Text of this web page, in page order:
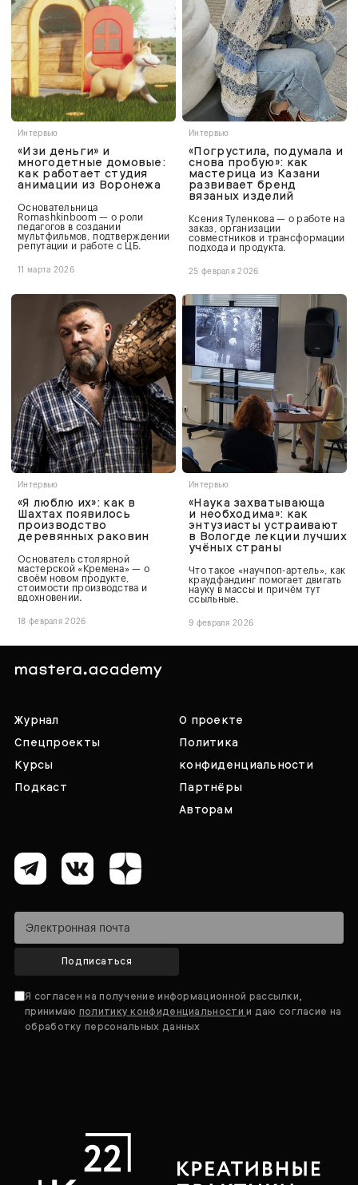
Интервью
«Изи деньги» и
многодетные домовые:
как работает студия
анимации из Воронежа
Основательница
Romashkinboom — о роли
педагогов в создании
мультфильмов, подтверждении
репутации и работе с ЦБ.
11 марта 2026
Интервью
«Погрустила, подумала и
снова пробую»: как
мастерица из Казани
развивает бренд
вязаных изделий
Ксения Туленкова — о работе на
заказ, организации
совместников и трансформации
подхода и продукта.
25 февраля 2026
Интервью
«Я люблю их»: как в
Шахтах появилось
производство
деревянных раковин
Основатель столярной
мастерской «Кремена» — о
своём новом продукте,
стоимости производства и
вдохновении.
18 февраля 2026
Интервью
«Наука захватывающа
и необходима»: как
энтузиасты устраивают
в Вологде лекции лучших
учёных страны
Что такое «научпоп-артель», как
краудфандинг помогает двигать
науку в массы и причём тут
ссыльные.
9 февраля 2026
Журнал
Спецпроекты
Курсы
Подкаст
О проекте
Политика
конфиденциальности
Партнёры
Авторам
Подписаться
Я согласен на получение информационной рассылки,
принимаю политику конфиденциальностии даю согласие на
обработку персональных данных